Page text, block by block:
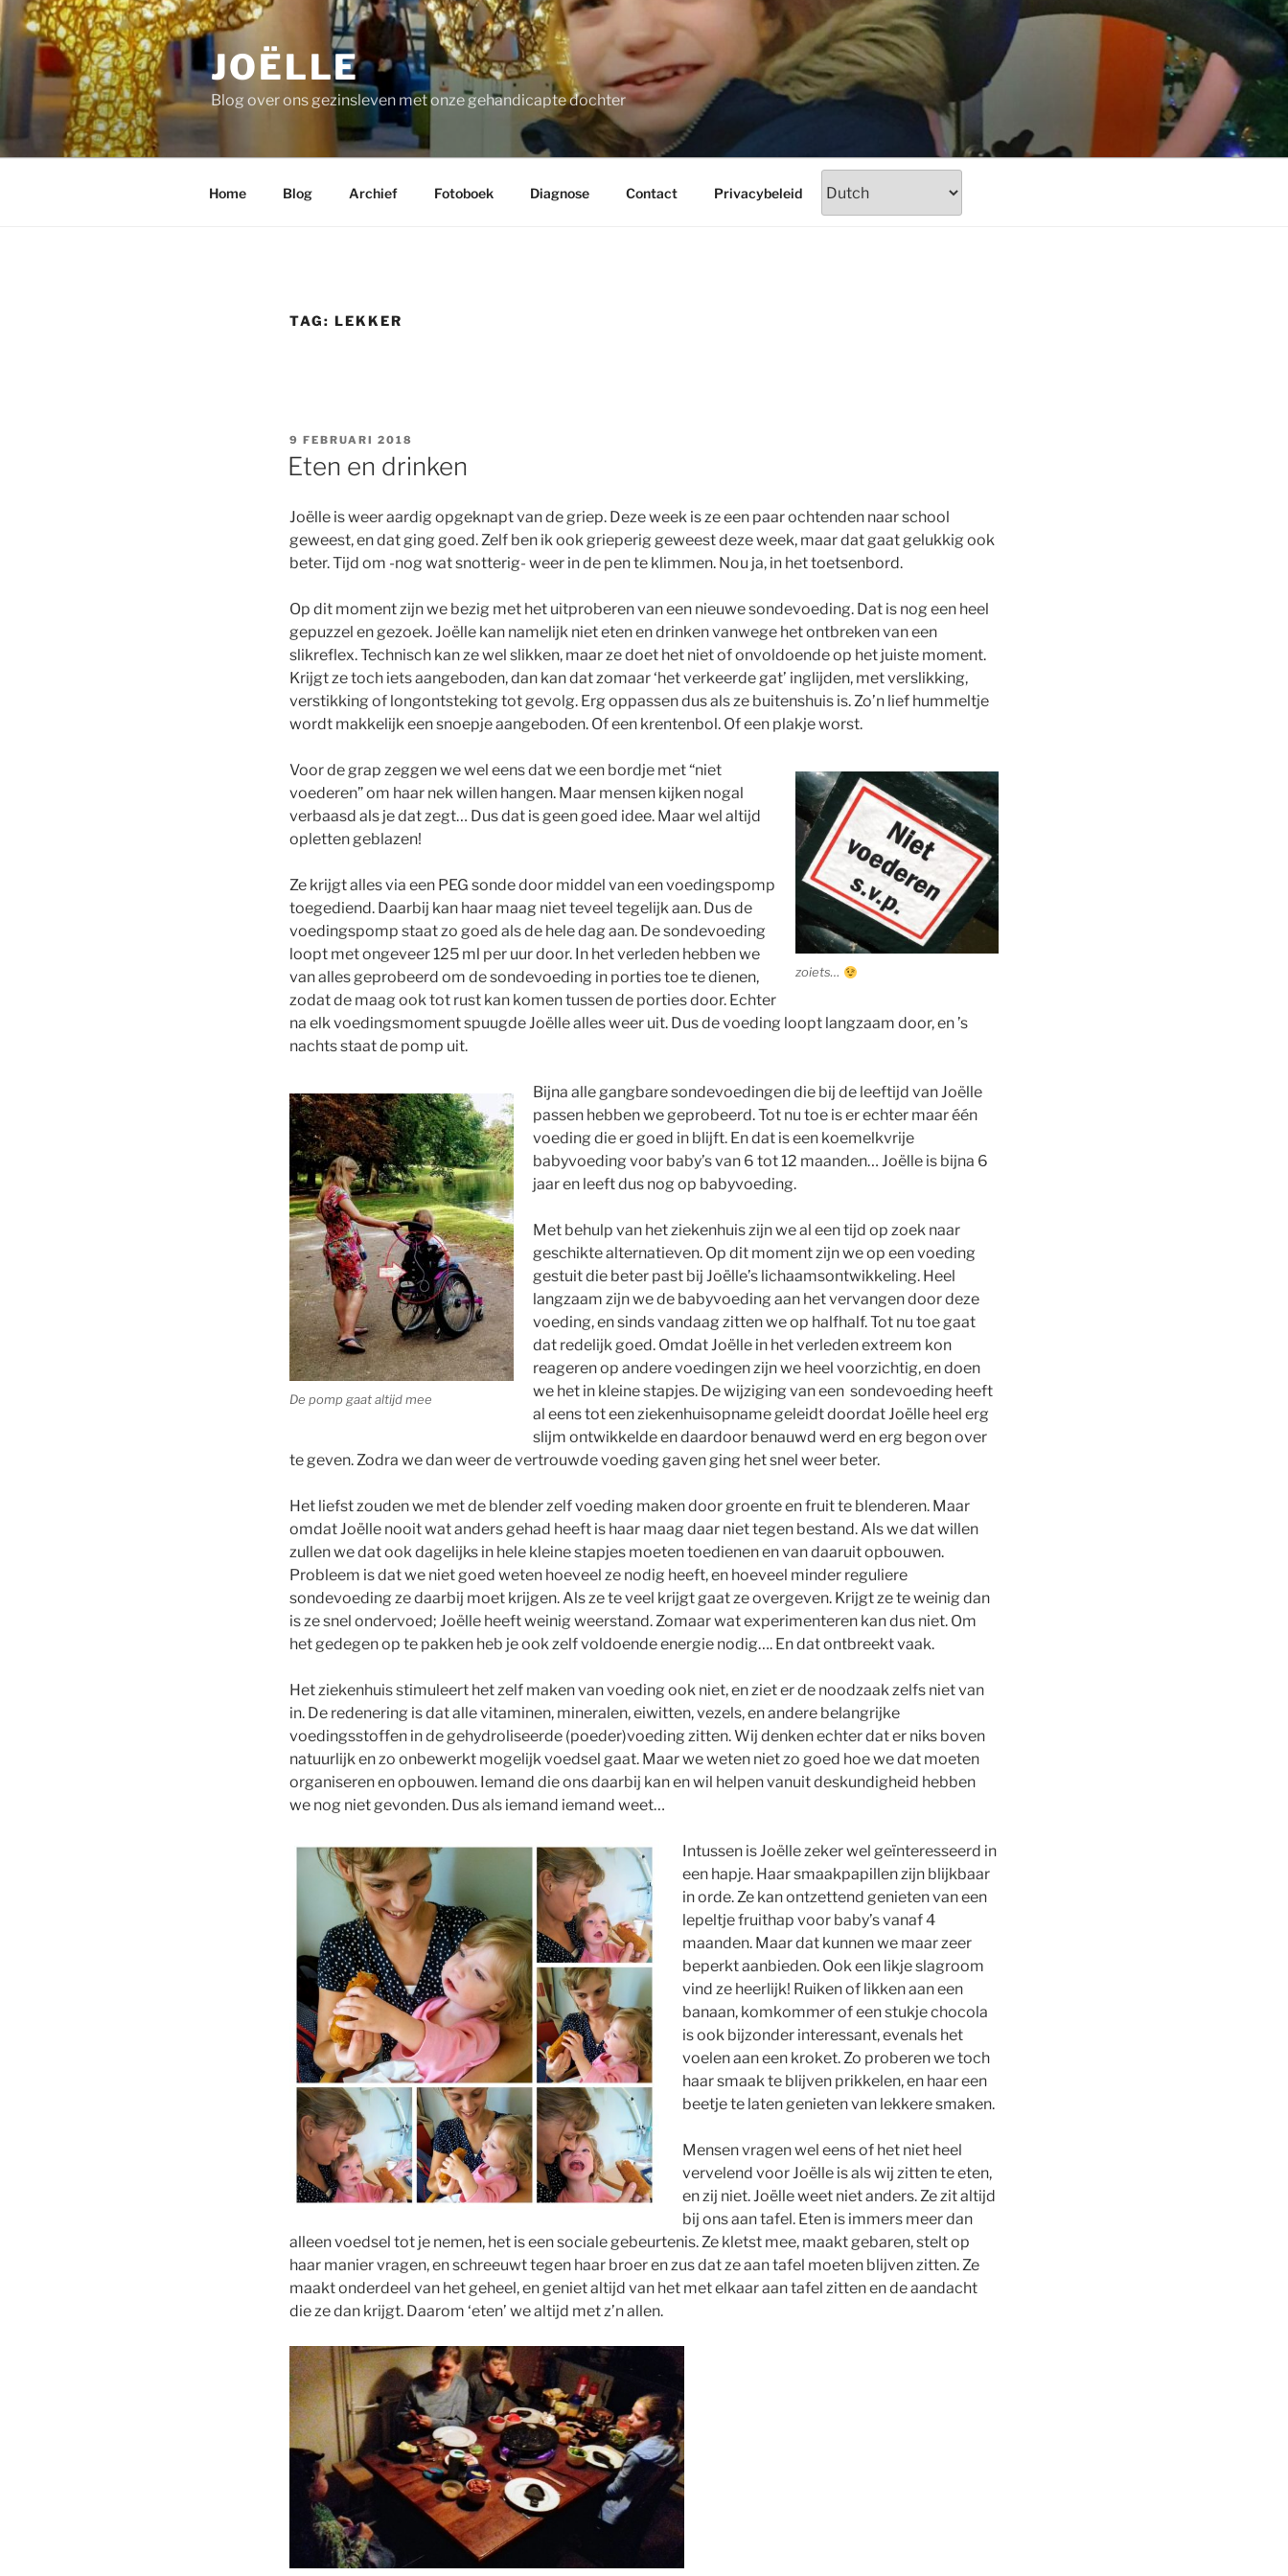
Ga
naar
de
inhoud
JOËLLE
Blog over ons gezinsleven met onze gehandicapte dochter
Home Blog Archief Fotoboek Diagnose Contact Privacybeleid
TAG: LEKKER
GEPLAATST
OP
9 FEBRUARI 2018
Eten en drinken
Joëlle is weer aardig opgeknapt van de griep. Deze week is ze een paar ochtenden naar school
geweest, en dat ging goed. Zelf ben ik ook grieperig geweest deze week, maar dat gaat gelukkig ook
beter. Tijd om -nog wat snotterig- weer in de pen te klimmen. Nou ja, in het toetsenbord.
Op dit moment zijn we bezig met het uitproberen van een nieuwe sondevoeding. Dat is nog een heel
gepuzzel en gezoek. Joëlle kan namelijk niet eten en drinken vanwege het ontbreken van een
slikreflex. Technisch kan ze wel slikken, maar ze doet het niet of onvoldoende op het juiste moment.
Krijgt ze toch iets aangeboden, dan kan dat zomaar ‘het verkeerde gat’ inglijden, met verslikking,
verstikking of longontsteking tot gevolg. Erg oppassen dus als ze buitenshuis is. Zo’n lief hummeltje
wordt makkelijk een snoepje aangeboden. Of een krentenbol. Of een plakje worst.
zoiets…
Voor de grap zeggen we wel eens dat we een bordje met “niet
voederen” om haar nek willen hangen. Maar mensen kijken nogal
verbaasd als je dat zegt… Dus dat is geen goed idee. Maar wel altijd
opletten geblazen!
Ze krijgt alles via een PEG sonde door middel van een voedingspomp
toegediend. Daarbij kan haar maag niet teveel tegelijk aan. Dus de
voedingspomp staat zo goed als de hele dag aan. De sondevoeding
loopt met ongeveer 125 ml per uur door. In het verleden hebben we
van alles geprobeerd om de sondevoeding in porties toe te dienen,
zodat de maag ook tot rust kan komen tussen de porties door. Echter
na elk voedingsmoment spuugde Joëlle alles weer uit. Dus de voeding loopt langzaam door, en ’s
nachts staat de pomp uit.
De pomp gaat altijd mee
Bijna alle gangbare sondevoedingen die bij de leeftijd van Joëlle
passen hebben we geprobeerd. Tot nu toe is er echter maar één
voeding die er goed in blijft. En dat is een koemelkvrije
babyvoeding voor baby’s van 6 tot 12 maanden… Joëlle is bijna 6
jaar en leeft dus nog op babyvoeding.
Met behulp van het ziekenhuis zijn we al een tijd op zoek naar
geschikte alternatieven. Op dit moment zijn we op een voeding
gestuit die beter past bij Joëlle’s lichaamsontwikkeling. Heel
langzaam zijn we de babyvoeding aan het vervangen door deze
voeding, en sinds vandaag zitten we op halfhalf. Tot nu toe gaat
dat redelijk goed. Omdat Joëlle in het verleden extreem kon
reageren op andere voedingen zijn we heel voorzichtig, en doen
we het in kleine stapjes. De wijziging van een sondevoeding heeft
al eens tot een ziekenhuisopname geleidt doordat Joëlle heel erg
slijm ontwikkelde en daardoor benauwd werd en erg begon over
te geven. Zodra we dan weer de vertrouwde voeding gaven ging het snel weer beter.
Het liefst zouden we met de blender zelf voeding maken door groente en fruit te blenderen. Maar
omdat Joëlle nooit wat anders gehad heeft is haar maag daar niet tegen bestand. Als we dat willen
zullen we dat ook dagelijks in hele kleine stapjes moeten toedienen en van daaruit opbouwen.
Probleem is dat we niet goed weten hoeveel ze nodig heeft, en hoeveel minder reguliere
sondevoeding ze daarbij moet krijgen. Als ze te veel krijgt gaat ze overgeven. Krijgt ze te weinig dan
is ze snel ondervoed; Joëlle heeft weinig weerstand. Zomaar wat experimenteren kan dus niet. Om
het gedegen op te pakken heb je ook zelf voldoende energie nodig…. En dat ontbreekt vaak.
Het ziekenhuis stimuleert het zelf maken van voeding ook niet, en ziet er de noodzaak zelfs niet van
in. De redenering is dat alle vitaminen, mineralen, eiwitten, vezels, en andere belangrijke
voedingsstoffen in de gehydroliseerde (poeder)voeding zitten. Wij denken echter dat er niks boven
natuurlijk en zo onbewerkt mogelijk voedsel gaat. Maar we weten niet zo goed hoe we dat moeten
organiseren en opbouwen. Iemand die ons daarbij kan en wil helpen vanuit deskundigheid hebben
we nog niet gevonden. Dus als iemand iemand weet…
Intussen is Joëlle zeker wel geïnteresseerd in
een hapje. Haar smaakpapillen zijn blijkbaar
in orde. Ze kan ontzettend genieten van een
lepeltje fruithap voor baby’s vanaf 4
maanden. Maar dat kunnen we maar zeer
beperkt aanbieden. Ook een likje slagroom
vind ze heerlijk! Ruiken of likken aan een
banaan, komkommer of een stukje chocola
is ook bijzonder interessant, evenals het
voelen aan een kroket. Zo proberen we toch
haar smaak te blijven prikkelen, en haar een
beetje te laten genieten van lekkere smaken.
Mensen vragen wel eens of het niet heel
vervelend voor Joëlle is als wij zitten te eten,
en zij niet. Joëlle weet niet anders. Ze zit altijd
bij ons aan tafel. Eten is immers meer dan
alleen voedsel tot je nemen, het is een sociale gebeurtenis. Ze kletst mee, maakt gebaren, stelt op
haar manier vragen, en schreeuwt tegen haar broer en zus dat ze aan tafel moeten blijven zitten. Ze
maakt onderdeel van het geheel, en geniet altijd van het met elkaar aan tafel zitten en de aandacht
die ze dan krijgt. Daarom ‘eten’ we altijd met z’n allen.